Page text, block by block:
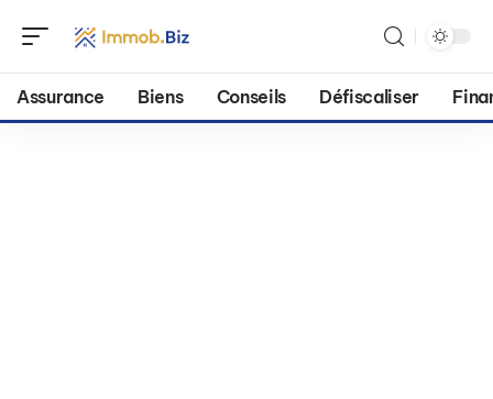
Assurance Biens Conseils Défiscaliser